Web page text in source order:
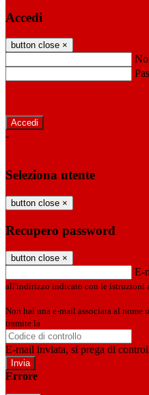
Accedi
button close ×
-
Seleziona utente
button close ×
Recupero password
button close ×
E-
all'indirizzo indicato con le istruzioni
Non hai una e-mail associata al nome
tramite la
E-mail inviata, si prega di
Errore